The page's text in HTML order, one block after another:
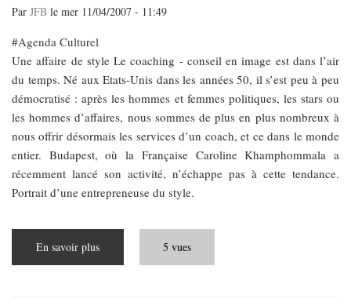
Par JFB le mer 11/04/2007 - 11:49
Agenda Culturel
Une affaire de style Le coaching - conseil en image est dans l’air
du temps. Né aux Etats-Unis dans les années 50, il s’est peu à peu
démocratisé : après les hommes et femmes politiques, les stars ou
les hommes d’affaires, nous sommes de plus en plus nombreux à
nous offrir désormais les services d’un coach, et ce dans le monde
entier. Budapest, où la Française Caroline Khamphommala a
récemment lancé son activité, n’échappe pas à cette tendance.
Portrait d’une entrepreneuse du style.
En savoir plus
affaire
5 vues